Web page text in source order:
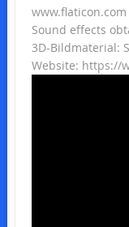
www.flaticon.com
Sound effects
3D-Bildmaterial:
Website: https://